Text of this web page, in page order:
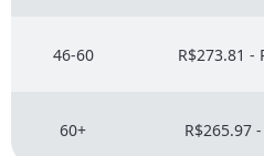
46-60 R$273.81 -
60+ R$265.97